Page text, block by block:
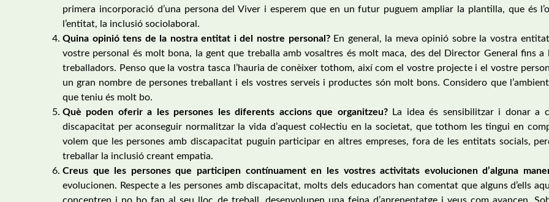
primera incorporació d’una persona del Viver i esperem que en un futur puguem ampliar la plantilla, que és
l’entitat, la inclusió sociolaboral.
Quina opinió tens de la nostra entitat i del nostre personal?En general, la meva opinió sobre la vostra
vostre personal és molt bona, la gent que treballa amb vosaltres és molt maca, des del Director General fins a
treballadors. Penso que la vostra tasca l’hauria de conèixer tothom, així com el vostre projecte i el vostre
un gran nombre de persones treballant i els vostres serveis i productes són molt bons. Considero que
que teniu és molt bo.
Què poden oferir a les persones les diferents accions que organitzeu?La idea és sensibilitzar i donar a
discapacitat per aconseguir normalitzar la vida d’aquest col·lectiu en la societat, que tothom les tingui en
volem que les persones amb discapacitat puguin participar en altres empreses, fora de les entitats socials,
treballar la inclusió creant empatia.
Creus que les persones que participen contínuament en les vostres activitats evolucionen d’alguna
evolucionen. Respecte a les persones amb discapacitat, molts dels educadors han comentat que alguns d’ells
concentren i no ho fan al seu lloc de treball, desenvolupen una feina d’aprenentatge i veus com avancen.